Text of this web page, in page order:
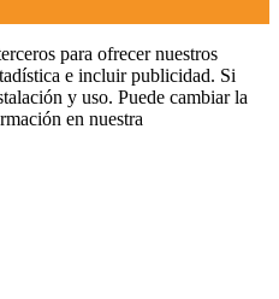
para ofrecer nuestros
e incluir publicidad. Si
y uso. Puede cambiar la
en nuestra